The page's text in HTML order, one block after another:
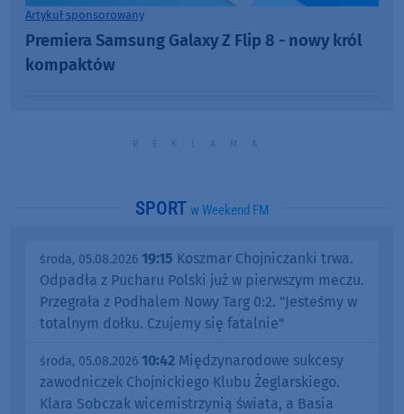
Artykuł sponsorowany
Premiera Samsung Galaxy Z Flip 8 - nowy król
kompaktów
SPORT w Weekend FM
środa, 05.08.2026 19:15 Koszmar Chojniczanki trwa.
Odpadła z Pucharu Polski już w pierwszym meczu.
Przegrała z Podhalem Nowy Targ 0:2. "Jesteśmy w
totalnym dołku. Czujemy się fatalnie"
środa, 05.08.2026 10:42 Międzynarodowe sukcesy
zawodniczek Chojnickiego Klubu Żeglarskiego.
Klara Sobczak wicemistrzynią świata, a Basia